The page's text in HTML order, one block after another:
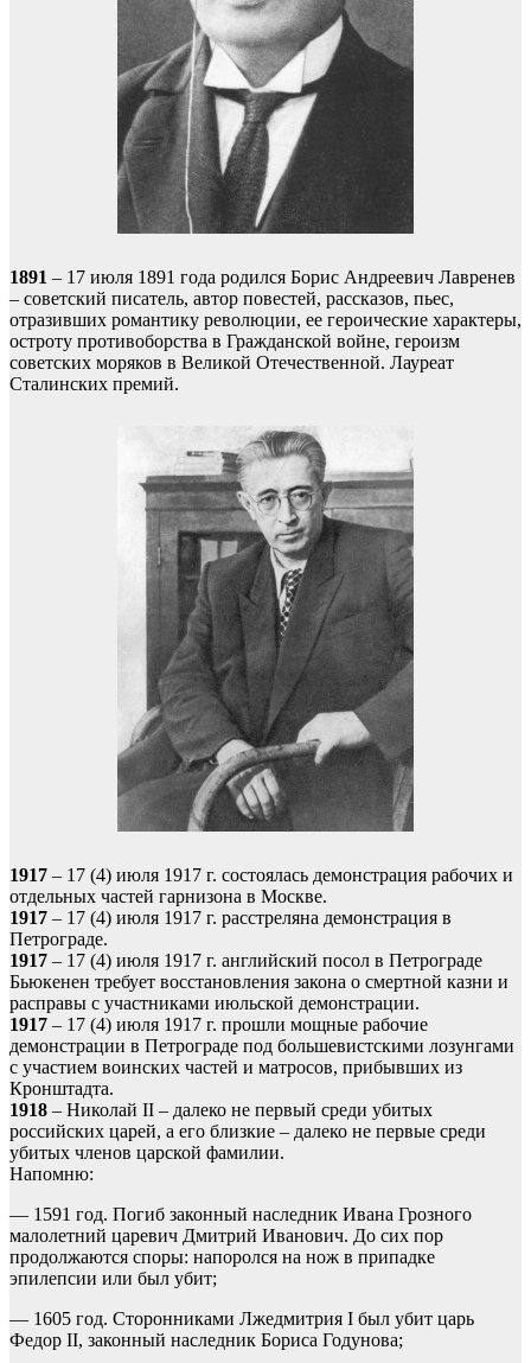
1891 – 17 июля 1891 года родился Борис Андреевич Лавренев
– советский писатель, автор повестей, рассказов, пьес,
отразивших романтику революции, ее героические характеры,
остроту противоборства в Гражданской войне, героизм
советских моряков в Великой Отечественной. Лауреат
Сталинских премий.
1917 – 17 (4) июля 1917 г. состоялась демонстрация рабочих и
отдельных частей гарнизона в Москве.
1917 – 17 (4) июля 1917 г. расстреляна демонстрация в
Петрограде.
1917 – 17 (4) июля 1917 г. английский посол в Петрограде
Бьюкенен требует восстановления закона о смертной казни и
расправы с участниками июльской демонстрации.
1917 – 17 (4) июля 1917 г. прошли мощные рабочие
демонстрации в Петрограде под большевистскими лозунгами
с участием воинских частей и матросов, прибывших из
Кронштадта.
1918 – Николай II – далеко не первый среди убитых
российских царей, а его близкие – далеко не первые среди
убитых членов царской фамилии.
Напомню:
— 1591 год. Погиб законный наследник Ивана Грозного
малолетний царевич Дмитрий Иванович. До сих пор
продолжаются споры: напоролся на нож в припадке
эпилепсии или был убит;
— 1605 год. Сторонниками Лжедмитрия I был убит царь
Федор II, законный наследник Бориса Годунова;